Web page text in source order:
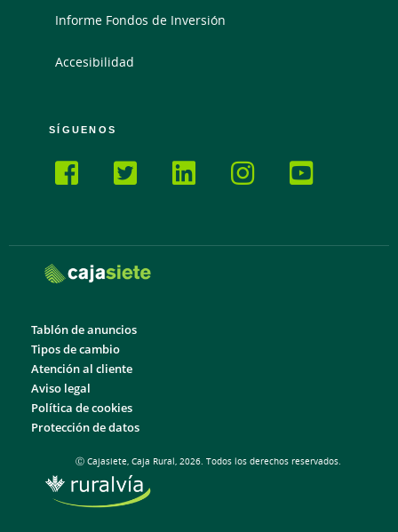
Informe Fondos de Inversión
Accesibilidad
SÍGUENOS
Tablón de anuncios
Tipos de cambio
Atención al cliente
Aviso legal
Política de cookies
Protección de datos
Ⓒ Cajasiete, Caja Rural, 2026. Todos los derechos reservados.